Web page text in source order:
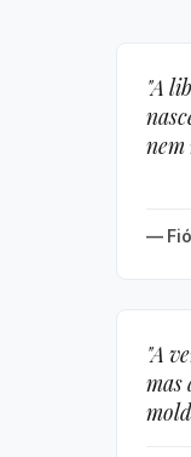
"A
nem
—
"A
mas